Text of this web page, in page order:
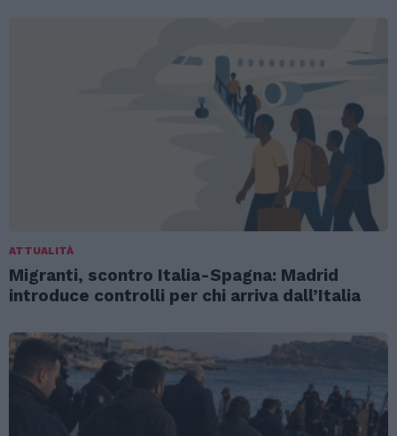
ATTUALITÀ
Migranti, scontro Italia-Spagna: Madrid
introduce controlli per chi arriva dall’Italia